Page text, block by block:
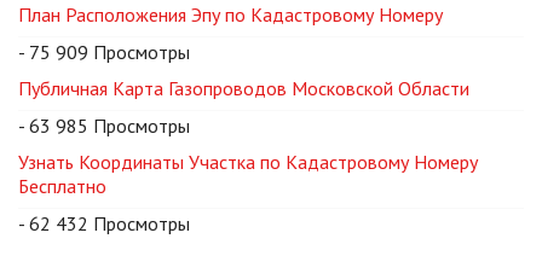
План Расположения Эпу по Кадастровому Номеру
- 75 909 Просмотры
Публичная Карта Газопроводов Московской Области
- 63 985 Просмотры
Узнать Координаты Участка по Кадастровому Номеру
Бесплатно
- 62 432 Просмотры